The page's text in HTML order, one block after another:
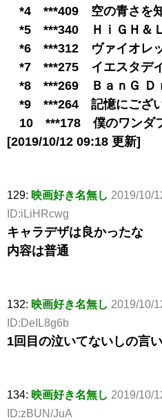
*4 ***409 空の青さを知
*5 ***340 ＨｉＧＨ＆
*6 ***312 ヴァイオレ
*7 ***275 イエスタデ
*8 ***269 ＢａｎＧ Ｄ
*9 ***264 記憶にござい
10 ***178 僕のワンダ
[2019/10/12 09:18 更新]
129: 映画好き名無し 2019/10/
ID:iLiHRcwg
キャラデザは良かったな
内容は普通
132: 映画好き名無し 2019/10/
ID:DeIL8g6b
1回目の泣いてないしの言
134: 映画好き名無し 2019/10/
ID:zBUN/JuA